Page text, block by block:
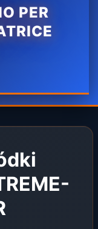
PER